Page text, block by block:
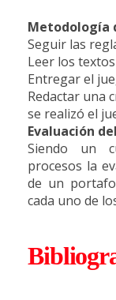
Metodología
Seguir las
Leer los
Entregar el
Redactar una
se realizó el
Evaluación
Siendo un
procesos la
de un
cada uno de